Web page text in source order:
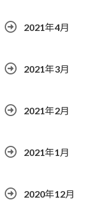
2021年4月
2021年3月
2021年2月
2021年1月
2020年12月